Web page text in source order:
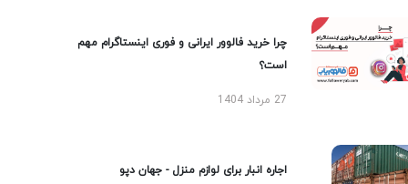
چرا خرید فالوور ایرانی و فوری اینستاگرام مهم
است؟
27 مرداد 1404
اجاره انبار برای لوازم منزل - جهان دپو